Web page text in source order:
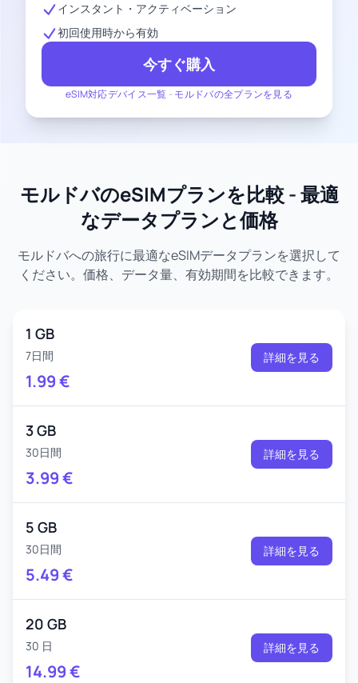
eSIM対応デバイス一覧 - モルドバの全プランを見る
インスタント・アクティベーション
初回使用時から有効
今すぐ購入
モルドバのeSIMプランを比較 - 最適
なデータプランと価格
モルドバへの旅行に最適なeSIMデータプランを選択して
ください。価格、データ量、有効期間を比較できます。
1 GB
7日間
1.99€
詳細を見る
3 GB
30日間
3.99€
詳細を見る
5 GB
30日間
5.49€
詳細を見る
20 GB
30 日
14.99€
詳細を見る